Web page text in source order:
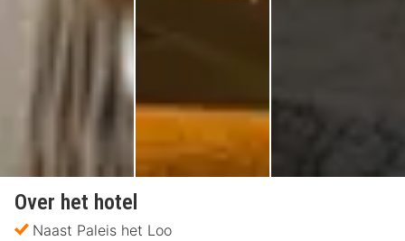
Over het hotel
Naast Paleis het Loo